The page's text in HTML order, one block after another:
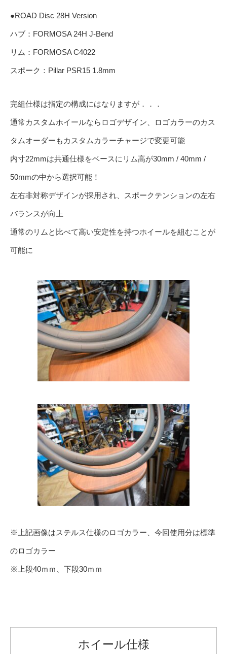
●ROAD Disc 28H Version
ハブ：FORMOSA 24H J-Bend
リム：FORMOSA C4022
スポーク：Pillar PSR15 1.8mm
完組仕様は指定の構成にはなりますが．．．
通常カスタムホイールならロゴデザイン、ロゴカラーのカス
タムオーダーもカスタムカラーチャージで変更可能
内寸22mmは共通仕様をベースにリム高が30mm / 40mm /
50mmの中から選択可能！
左右非対称デザインが採用され、スポークテンションの左右
バランスが向上
通常のリムと比べて高い安定性を持つホイールを組むことが
可能に
※上記画像はステルス仕様のロゴカラー、今回使用分は標準
のロゴカラー
※上段40ｍｍ、下段30ｍｍ
ホイール仕様